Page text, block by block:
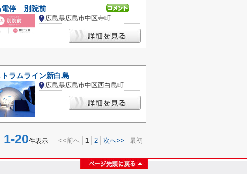
電停 別院前
広島県広島市中区寺町
ラムライン新白島
広島県広島市中区西白島町
20件表示 <<前へ 1 2 次へ>> 最初